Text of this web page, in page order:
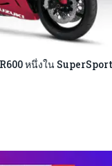
หนึ่งใน